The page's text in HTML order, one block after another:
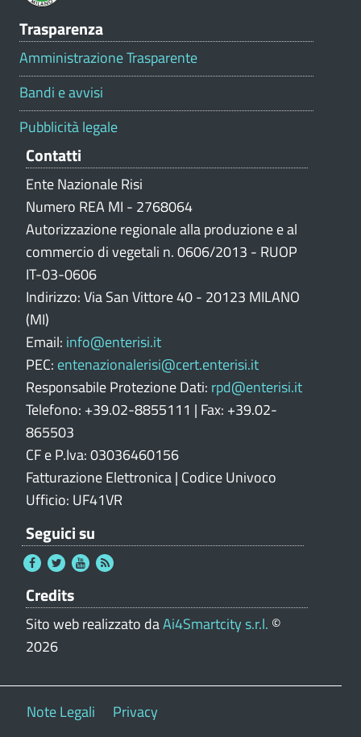
Trasparenza
Amministrazione Trasparente
Bandi e avvisi
Pubblicità legale
Contatti
Ente Nazionale Risi
Numero REA MI - 2768064
Autorizzazione regionale alla produzione e al
commercio di vegetali n. 0606/2013 - RUOP
IT-03-0606
Indirizzo: Via San Vittore 40 - 20123 MILANO
(MI)
Email: info@enterisi.it
PEC: entenazionalerisi@cert.enterisi.it
Responsabile Protezione Dati: rpd@enterisi.it
Telefono: +39.02-8855111 | Fax: +39.02-
865503
CF e P.Iva: 03036460156
Fatturazione Elettronica | Codice Univoco
Ufficio: UF41VR
Seguici su
Credits
Sito web realizzato daAi4Smartcity s.r.l. ©
2026
Note Legali Privacy